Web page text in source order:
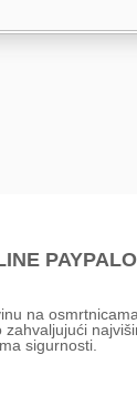
na
zahvaljujući
sigurnosti.